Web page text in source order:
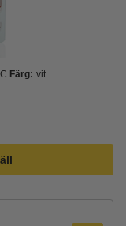
Färg: vit